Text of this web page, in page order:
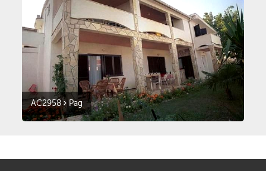
AC2958 Pag